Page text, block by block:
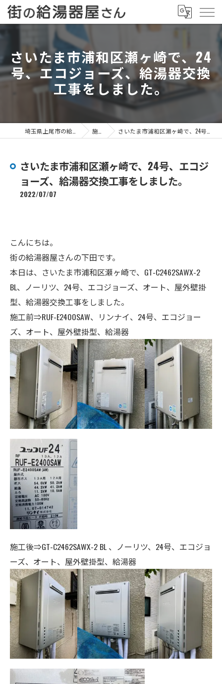
さいたま市浦和区瀬ヶ崎で、24
号、エコジョーズ、給湯器交換
工事をしました。
埼玉県上尾市の給湯器なら街の給湯器屋さん 施工事例 さいたま市浦和区瀬ヶ崎で、24号、エコジョーズ、給湯器交換工事をしました。
さいたま市浦和区瀬ヶ崎で、24号、エコジ
ョーズ、給湯器交換工事をしました。
2022/07/07
こんにちは。
街の給湯器屋さんの下田です。
本日は、さいたま市浦和区瀬ヶ崎で、GT-C2462SAWX-2
BL、ノーリツ、24号、エコジョーズ、オート、屋外壁掛
型、給湯器交換工事をしました。
施工前⇒RUF-E2400SAW、リンナイ、24号、エコジョー
ズ、オート、屋外壁掛型、給湯器
施工後⇒GT-C2462SAWX-2 BL 、ノーリツ、24号、エコジョ
ーズ、オート、 屋外壁掛型、給湯器